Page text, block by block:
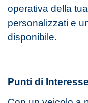
operativa della
personalizzati e
disponibile.
Punti di Interesse